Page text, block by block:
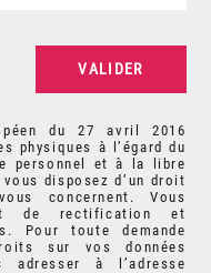
du 27 avril 2016
physiques à l’égard du
personnel et à la libre
disposez d’un droit
concernent. Vous
de rectification et
Pour toute demande
sur vos données
adresser à l’adresse